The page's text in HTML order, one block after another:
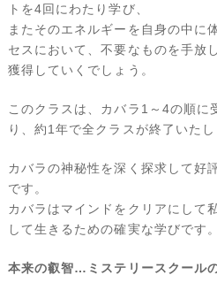
トを4回にわたり学び、
またそのエネルギーを自身の中に
セスにおいて、不要なものを手放
獲得していくでしょう。
このクラスは、カバラ1～4の順に
り、約1年で全クラスが終了いたし
カバラの神秘性を深く探求して好
です。
カバラはマインドをクリアにして
して生きるための確実な学びです。
本来の叡智…ミステリースクール